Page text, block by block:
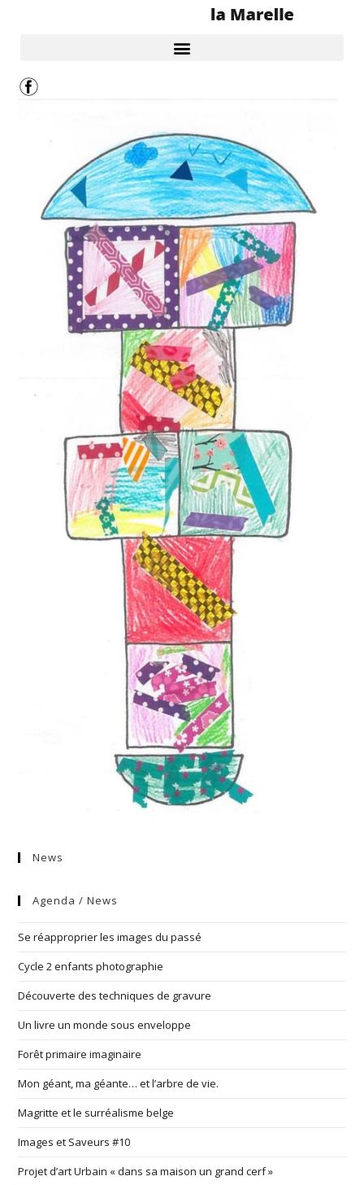
News
Agenda / News
Se réapproprier les images du passé
Cycle 2 enfants photographie
Découverte des techniques de gravure
Un livre un monde sous enveloppe
Forêt primaire imaginaire
Mon géant, ma géante… et l’arbre de vie.
Magritte et le surréalisme belge
Images et Saveurs #10
Projet d’art Urbain « dans sa maison un grand cerf »